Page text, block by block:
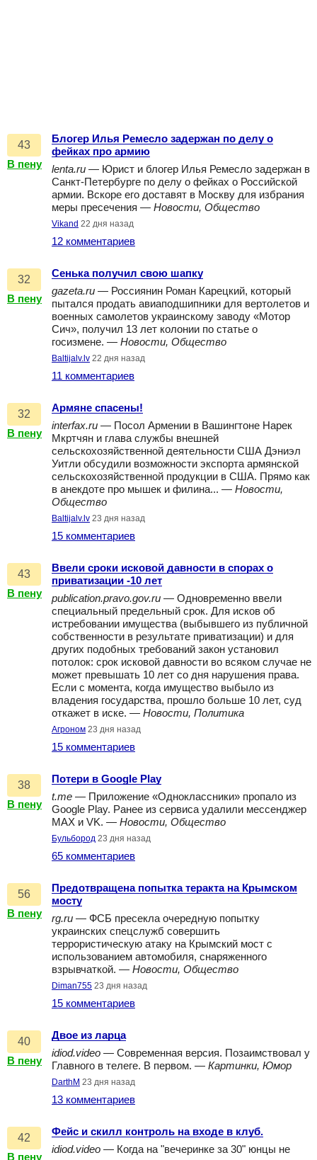
43
В пену
Блогер Илья Ремесло задержан по делу о
фейках про армию
lenta.ru — Юрист и блогер Илья Ремесло задержан в
Санкт-Петербурге по делу о фейках о Российской
армии. Вскоре его доставят в Москву для избрания
меры пресечения — Новости, Общество
Vikand 22 дня назад
12 комментариев
32
В пену
Сенька получил свою шапку
gazeta.ru — Россиянин Роман Карецкий, который
пытался продать авиаподшипники для вертолетов и
военных самолетов украинскому заводу «Мотор
Сич», получил 13 лет колонии по статье о
госизмене. — Новости, Общество
Baltijalv.lv 22 дня назад
11 комментариев
32
В пену
Армяне спасены!
interfax.ru — Посол Армении в Вашингтоне Нарек
Мкртчян и глава службы внешней
сельскохозяйственной деятельности США Дэниэл
Уитли обсудили возможности экспорта армянской
сельскохозяйственной продукции в США. Прямо как
в анекдоте про мышек и филина... — Новости,
Общество
Baltijalv.lv 23 дня назад
15 комментариев
43
В пену
Ввели сроки исковой давности в спорах о
приватизации -10 лет
publication.pravo.gov.ru — Одновременно ввели
специальный предельный срок. Для исков об
истребовании имущества (выбывшего из публичной
собственности в результате приватизации) и для
других подобных требований закон установил
потолок: срок исковой давности во всяком случае не
может превышать 10 лет со дня нарушения права.
Если с момента, когда имущество выбыло из
владения государства, прошло больше 10 лет, суд
откажет в иске. — Новости, Политика
Агроном 23 дня назад
15 комментариев
38
В пену
Потери в Google Play
t.me — Приложение «Одноклассники» пропало из
Google Play. Ранее из сервиса удалили мессенджер
MAX и VK. — Новости, Общество
Бульбород 23 дня назад
65 комментариев
56
В пену
Предотвращена попытка теракта на Крымском
мосту
rg.ru — ФСБ пресекла очередную попытку
украинских спецслужб совершить
террористическую атаку на Крымский мост с
использованием автомобиля, снаряженного
взрывчаткой. — Новости, Общество
Diman755 23 дня назад
15 комментариев
40
В пену
Двое из ларца
idiod.video — Современная версия. Позаимствовал у
Главного в телеге. В первом. — Картинки, Юмор
DarthM 23 дня назад
13 комментариев
42
В пену
Фейс и скилл контроль на входе в клуб.
idiod.video — Когда на "вечеринке за 30" юнцы не